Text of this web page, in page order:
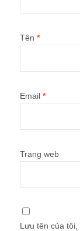
Tên *
Email *
Trang web
Lưu tên của